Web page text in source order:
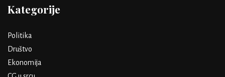
Kategorije
Politika
Društvo
Ekonomija